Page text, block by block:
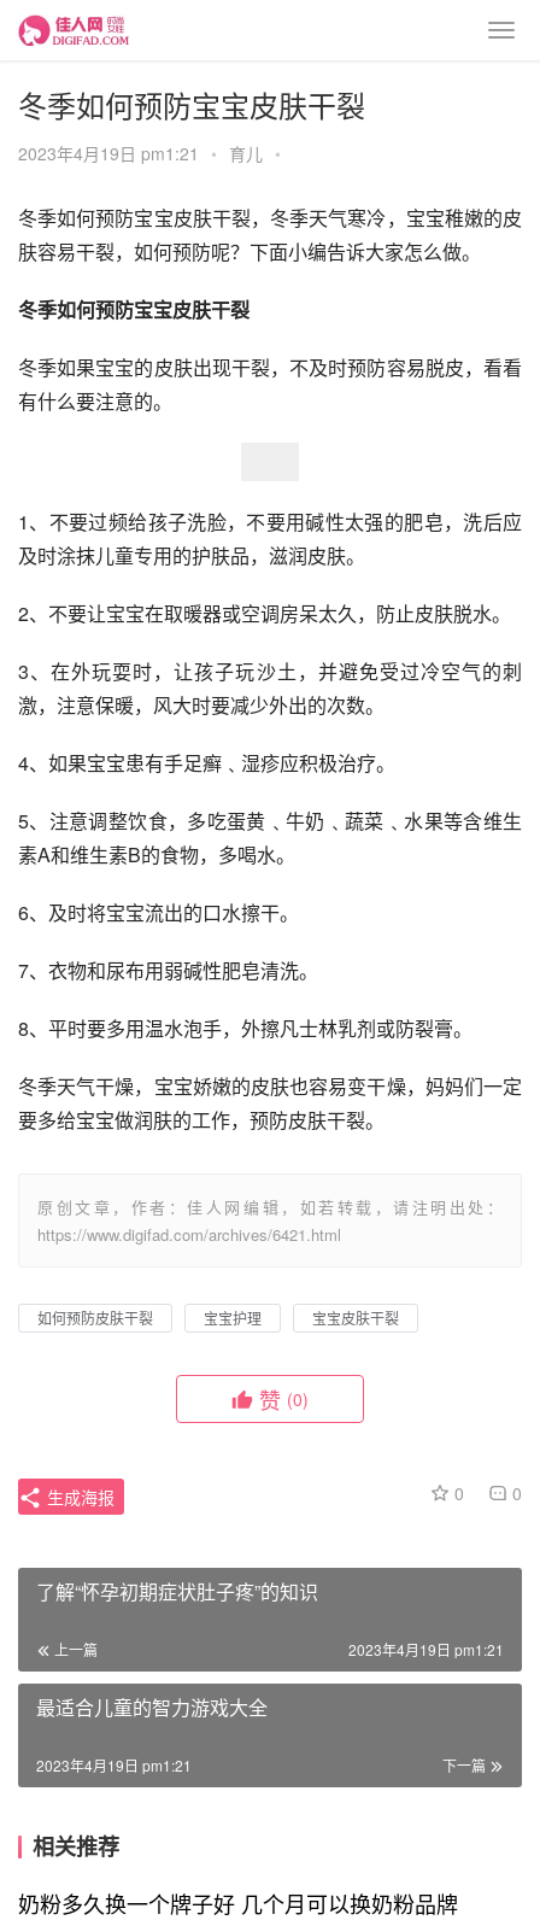
冬季如何预防宝宝皮肤干裂
2023年4月19日 pm1:21 • 育儿 •
冬季如何预防宝宝皮肤干裂，冬季天气寒冷，宝宝稚嫩的皮
肤容易干裂，如何预防呢？下面小编告诉大家怎么做。
冬季如何预防宝宝皮肤干裂
冬季如果宝宝的皮肤出现干裂，不及时预防容易脱皮，看看
有什么要注意的。
1、不要过频给孩子洗脸，不要用碱性太强的肥皂，洗后应
及时涂抹儿童专用的护肤品，滋润皮肤。
2、不要让宝宝在取暖器或空调房呆太久，防止皮肤脱水。
3、在外玩耍时，让孩子玩沙土，并避免受过冷空气的刺
激，注意保暖，风大时要减少外出的次数。
4、如果宝宝患有手足癣﹑湿疹应积极治疗。
5、注意调整饮食，多吃蛋黄﹑牛奶﹑蔬菜﹑水果等含维生
素A和维生素B的食物，多喝水。
6、及时将宝宝流出的口水擦干。
7、衣物和尿布用弱碱性肥皂清洗。
8、平时要多用温水泡手，外擦凡士林乳剂或防裂膏。
冬季天气干燥，宝宝娇嫩的皮肤也容易变干燥，妈妈们一定
要多给宝宝做润肤的工作，预防皮肤干裂。
原创文章，作者：佳人网编辑，如若转载，请注明出处：
https://www.digifad.com/archives/6421.html
如何预防皮肤干裂 宝宝护理 宝宝皮肤干裂
赞 (0)
0 0
生成海报
了解“怀孕初期症状肚子疼”的知识
上一篇 2023年4月19日 pm1:21
最适合儿童的智力游戏大全
下一篇
2023年4月19日 pm1:21
相关推荐
奶粉多久换一个牌子好 几个月可以换奶粉品牌